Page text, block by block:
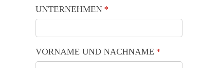
UNTERNEHMEN *
(is vereist)
VORNAME UND NACHNAME *
(is vereist)